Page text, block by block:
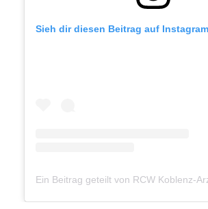
Sieh dir diesen Beitrag auf